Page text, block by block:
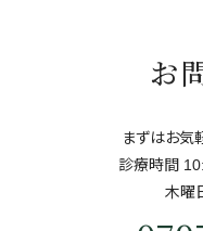
お
まずはお気
診療時間
⽊曜